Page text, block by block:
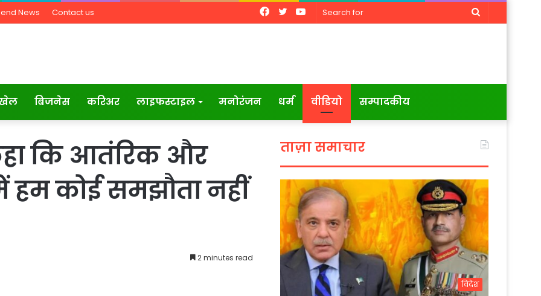
News Contact us
Search
YouTube
Twitter
Facebook
बिजनेस करिअर लाइफस्टाइल मनोरंजन धर्म वीडियो सम्पादकीय
कि आतंरिक और
हम कोई समझौता नहीं
2 minutes read
ताज़ा समाचार
विदेश